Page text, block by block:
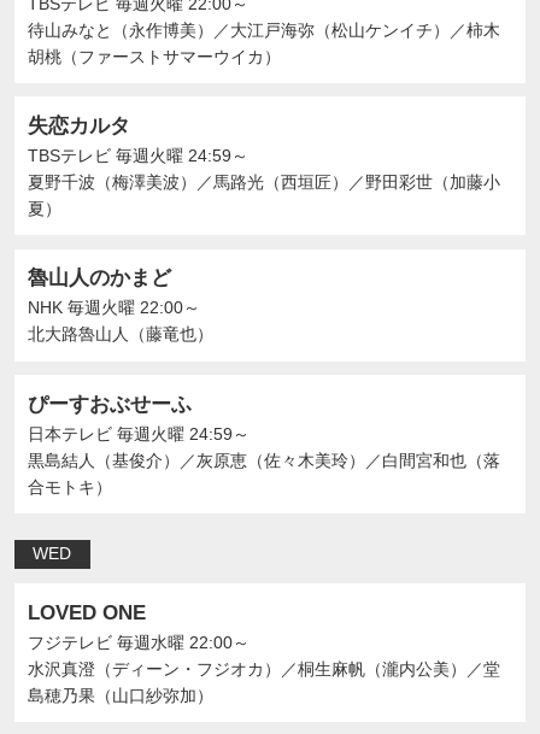
待山みなと（永作博美）
／大江戸海弥（松山ケンイチ） ／柿木
胡桃（ファーストサマーウイカ）
失恋カルタ
TBSテレビ 毎週火曜 24:59～
夏野千波（梅澤美波）
／馬路光（西垣匠） ／野田彩世（加藤小
夏）
魯山人のかまど
NHK 毎週火曜 22:00～
北大路魯山人（藤竜也）
ぴーすおぶせーふ
日本テレビ 毎週火曜 24:59～
黒島結人（基俊介）
／灰原恵（佐々木美玲） ／白間宮和也（落
合モトキ）
WED
LOVED ONE
フジテレビ 毎週水曜 22:00～
水沢真澄（ディーン・フジオカ）
／桐生麻帆（瀧内公美） ／堂
島穂乃果（山口紗弥加）